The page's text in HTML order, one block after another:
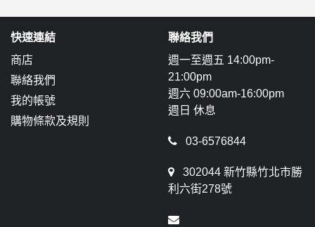
快速連結
商店
聯絡我們
我的帳號
購物條款及規則
聯絡我們
週一至週五 14:00pm-
21:00pm
週六 09:00am-16:00pm
週日 休息
03-6576844
302044 新竹縣竹北市勝
利六街278號